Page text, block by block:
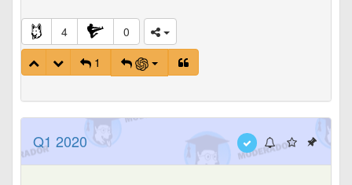
4
0
1
Q1 2020